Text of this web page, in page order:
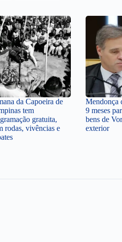
da Capoeira de
tem
gratuita,
rodas, vivências e
Mendonça
9 meses
bens de
exterior